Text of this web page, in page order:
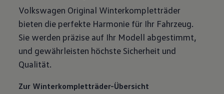
Volkswagen Original Winterkompletträder
bieten die perfekte Harmonie für Ihr Fahrzeug.
Sie werden präzise auf Ihr Modell abgestimmt,
und gewährleisten höchste Sicherheit und
Qualität.
Zur Winterkompletträder-Übersicht